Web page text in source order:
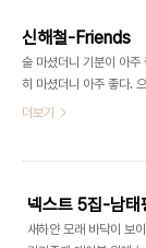
신해철-Friends
술 마셨더니 기분이 아주
히 마셨더니 아주 좋다.
하하하하하하하하하하하
하하하하하하하하하하하
더보기
넥스트 5집-남태
새하얀 모래 바닥이 보